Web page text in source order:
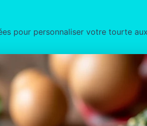
pour personnaliser votre tourte